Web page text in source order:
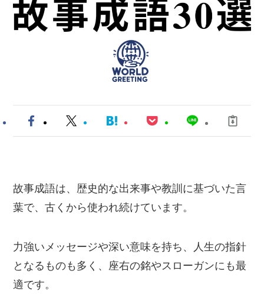
故事成語は、歴史的な出来事や教訓に基づいた言
葉で、古くから使われ続けています。
力強いメッセージや深い意味を持ち、人生の指針
となるものも多く、座右の銘やスローガンにも最
適です。